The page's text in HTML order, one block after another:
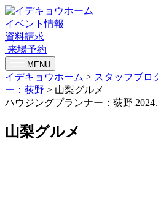
イベント情報
資料請求
来場予約
MENU
イデキョウホーム > スタッフブロ
ー：荻野 > 山梨グルメ
ハウジングプランナー：荻野
山梨グルメ